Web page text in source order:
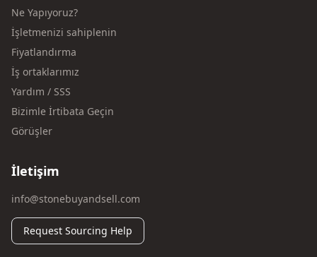
Ne Yapıyoruz?
İşletmenizi sahiplenin
Fiyatlandırma
İş ortaklarımız
Yardım / SSS
Bizimle İrtibata Geçin
Görüşler
İletişim
info@stonebuyandsell.com
Request Sourcing Help